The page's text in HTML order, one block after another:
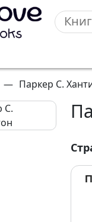
— Паркер С.